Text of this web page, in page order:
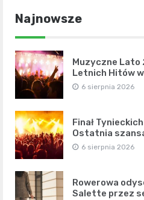
Najnowsze
Muzyczne Lato
Letnich Hitów w
6 sierpnia 2026
Finał
Ostatnia
6 sierpnia 2026
Rowerowa
Salette przez